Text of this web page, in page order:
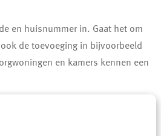
en huisnummer in. Gaat het om
de toevoeging in bijvoorbeeld
en kamers kennen een